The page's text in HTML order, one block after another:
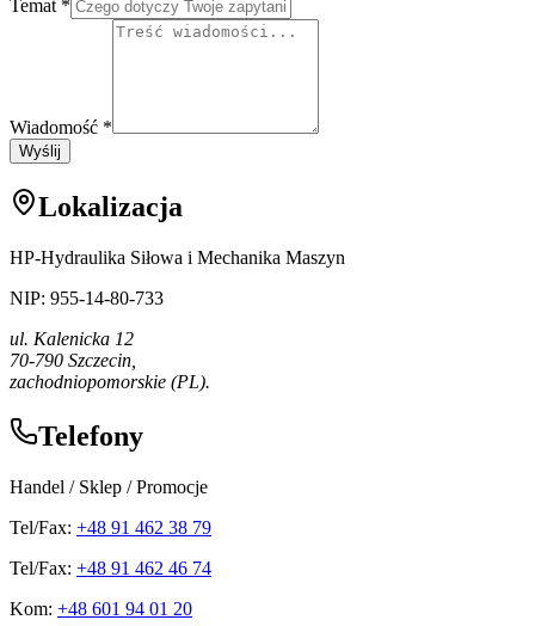
Temat *
Wiadomość *
Wyślij
Lokalizacja
HP-Hydraulika Siłowa i Mechanika Maszyn
NIP: 955-14-80-733
ul. Kalenicka 12
70-790 Szczecin,
zachodniopomorskie (PL).
Telefony
Handel / Sklep / Promocje
Tel/Fax: +48 91 462 38 79
Tel/Fax: +48 91 462 46 74
Kom: +48 601 94 01 20